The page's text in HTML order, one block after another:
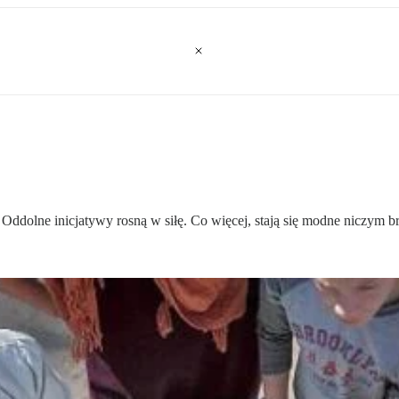
inicjatywy rosną w siłę. Co więcej, stają się modne niczym